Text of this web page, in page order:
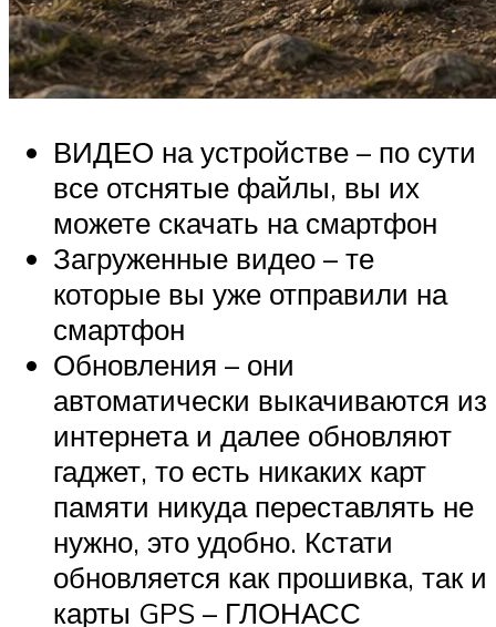
ВИДЕО на устройстве – по сути
все отснятые файлы, вы их
можете скачать на смартфон
Загруженные видео – те
которые вы уже отправили на
смартфон
Обновления – они
автоматически выкачиваются из
интернета и далее обновляют
гаджет, то есть никаких карт
памяти никуда переставлять не
нужно, это удобно. Кстати
обновляется как прошивка, так и
карты GPS – ГЛОНАСС